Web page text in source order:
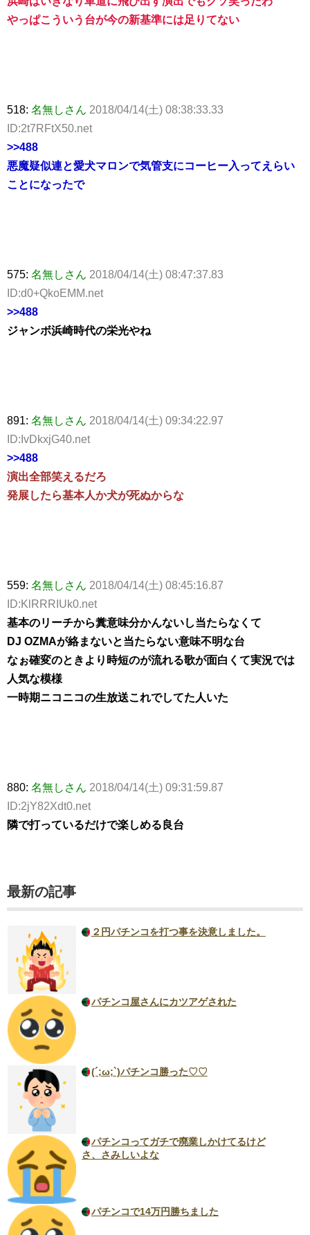
やっぱこういう台が今の新基準には足りてない
518: 名無しさん 2018/04/14(土) 08:38:33.33
ID:2t7RFtX50.net
>>488
悪魔疑似連と愛犬マロンで気管支にコーヒー入ってえらい
ことになったで
575: 名無しさん 2018/04/14(土) 08:47:37.83
ID:d0+QkoEMM.net
>>488
ジャンボ浜崎時代の栄光やね
891: 名無しさん 2018/04/14(土) 09:34:22.97
ID:IvDkxjG40.net
>>488
演出全部笑えるだろ
発展したら基本人か犬が死ぬからな
559: 名無しさん 2018/04/14(土) 08:45:16.87
ID:KlRRRIUk0.net
基本のリーチから糞意味分かんないし当たらなくて
DJ OZMAが絡まないと当たらない意味不明な台
なぉ確変のときより時短のが流れる歌が面白くて実況では
人気な模様
一時期ニコニコの生放送これでしてた人いた
880: 名無しさん 2018/04/14(土) 09:31:59.87
ID:2jY82Xdt0.net
隣で打っているだけで楽しめる良台
最新の記事
２円パチンコを打つ事を決意しました。
パチンコ屋さんにカツアゲされた
(´;ω;`)パチンコ勝った♡♡
パチンコってガチで廃業しかけてるけど
さ、さみしいよな
パチンコで14万円勝ちました